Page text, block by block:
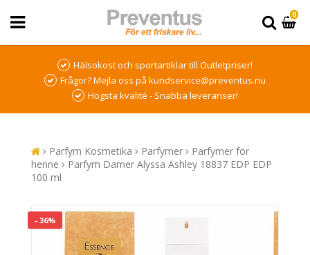
0
Hälsokost och sportartiklar till Outletpriser!
Frågor? Mejla oss på kundservice@preventus.nu
Högsta kvalité - Snabba leveranser!
Parfym Kosmetika Parfymer
Parfymer för
henne
Parfym Damer Alyssa Ashley 18837 EDP EDP
100 ml
- 36%